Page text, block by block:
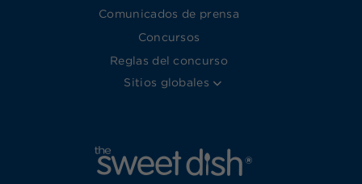
Comunicados de prensa
Concursos
Reglas del concurso
Sitios globales